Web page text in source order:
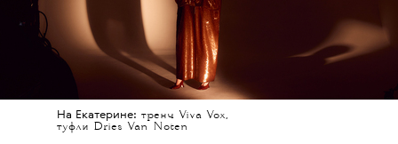
На Екатерине: тренч Viva Vox,
туфли Dries Van Noten